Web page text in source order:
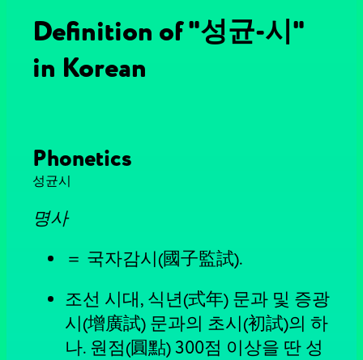
Definition of "성균-시"
in Korean
Phonetics
성균시
명사
＝ 국자감시(國子監試).
조선 시대, 식년(式年) 문과 및 증광
시(增廣試) 문과의 초시(初試)의 하
나. 원점(圓點) 300점 이상을 딴 성